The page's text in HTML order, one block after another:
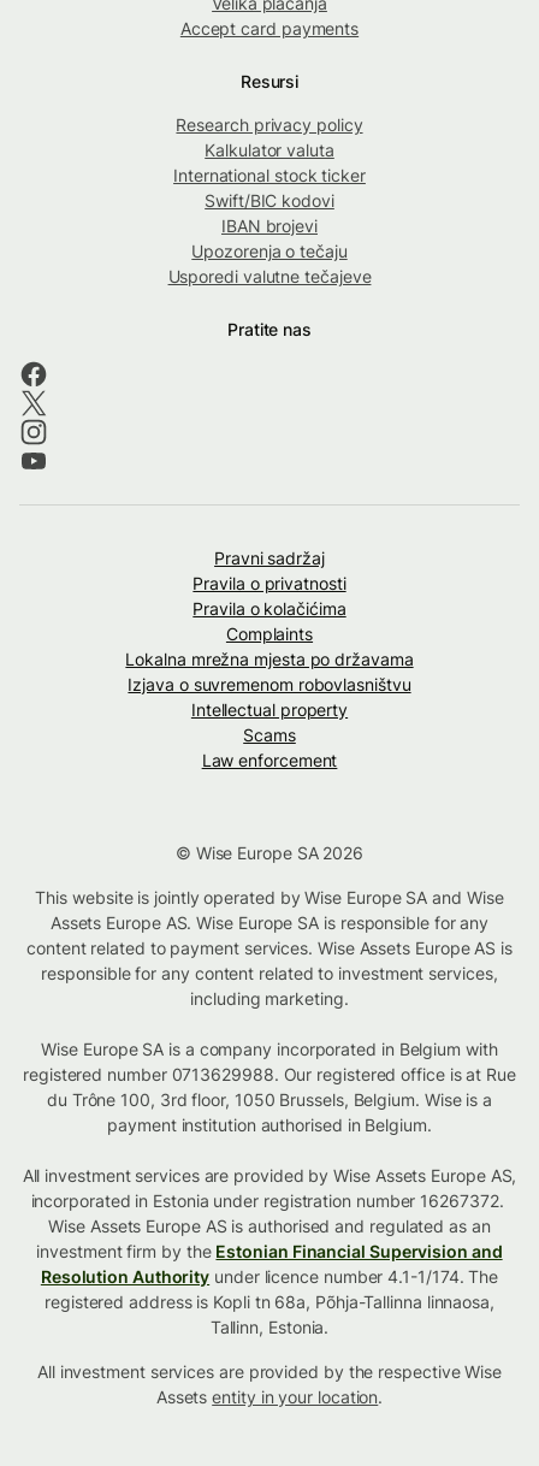
Accept card payments
Resursi
Research privacy policy
Kalkulator valuta
International stock ticker
Swift/BIC kodovi
IBAN brojevi
Upozorenja o tečaju
Usporedi valutne tečajeve
Pratite nas
Pravni sadržaj
Pravila o privatnosti
Pravila o kolačićima
Complaints
Lokalna mrežna mjesta po državama
Izjava o suvremenom robovlasništvu
Intellectual property
Scams
Law enforcement
© Wise Europe SA 2026
This website is jointly operated by Wise Europe SA and Wise
Assets Europe AS. Wise Europe SA is responsible for any
content related to payment services. Wise Assets Europe AS is
responsible for any content related to investment services,
including marketing.
Wise Europe SA is a company incorporated in Belgium with
registered number 0713629988. Our registered office is at Rue
du Trône 100, 3rd floor, 1050 Brussels, Belgium. Wise is a
payment institution authorised in Belgium.
All investment services are provided by Wise Assets Europe AS,
incorporated in Estonia under registration number 16267372.
Wise Assets Europe AS is authorised and regulated as an
investment firm by the Estonian Financial Supervision and
Resolution Authority under licence number 4.1-1/174. The
registered address is Kopli tn 68a, Põhja-Tallinna linnaosa,
Tallinn, Estonia.
All investment services are provided by the respective Wise
Assetsentity in your location.